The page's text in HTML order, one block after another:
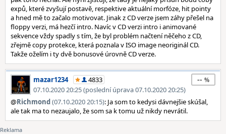
expů, které zvyšují postavě, respektive aktuální morfóze, hit pointy
a hned mě to začalo motivovat. Jinak z CD verze jsem záhy přešel na
floppy verzi, má hezčí intro. Navíc v CD verzi intro i animované
sekvence vždy spadly s tím, že byl problém načtení něčeho z CD,
zřejmě copy protekce, která poznala v ISO image neoriginál CD.
Takže oželím i ty dvě bonusové úrovně CD verze.
mazar1234
4833
07.10.2020 20:25 (poslední úprava 07.10.2020 20:25)
--
@Richmond(07.10.2020 20:15): Ja som to kedysi dávnejšie skúšal,
ale tak ma to nezaujalo, že som sa k tomu už nikdy nevrátil.